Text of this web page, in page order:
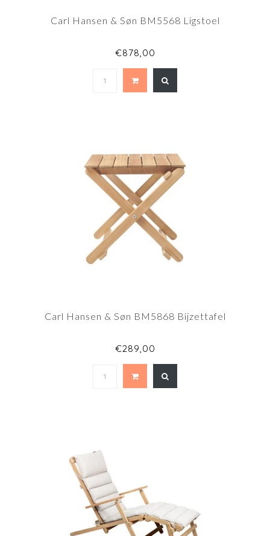
Carl Hansen & Søn BM5568 Ligstoel
€878,00
Carl Hansen & Søn BM5868 Bijzettafel
€289,00